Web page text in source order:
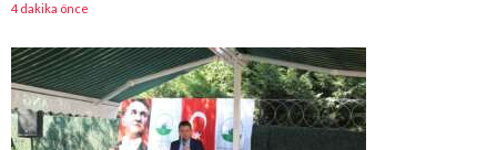
4 dakika önce